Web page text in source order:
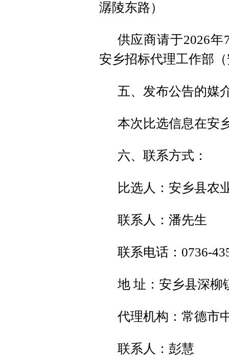
潺陵东路）
供应商请于2026年
安乡招标代理工作部
五、发布公告的媒
本次比选信息在安
六、联系方式：
比选人：安乡县农
联系人：潘先生
联系电话：0736-
地 址：安乡县深柳
代理机构：常德市
联系人：彭慧